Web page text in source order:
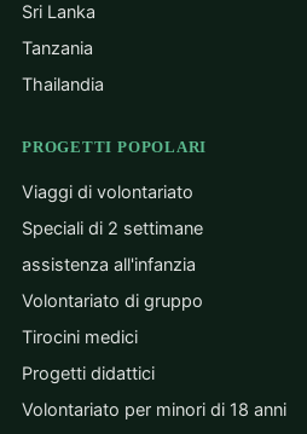
Sri Lanka
Tanzania
Thailandia
PROGETTI POPOLARI
Viaggi di volontariato
Speciali di 2 settimane
assistenza all'infanzia
Volontariato di gruppo
Tirocini medici
Progetti didattici
Volontariato per minori di 18 anni